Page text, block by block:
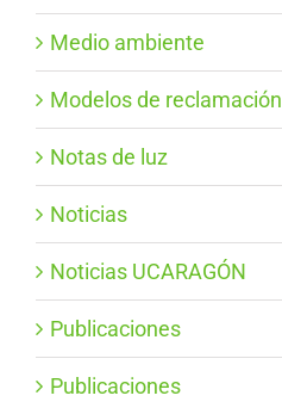
Medio ambiente
Modelos de reclamación
Notas de luz
Noticias
Noticias UCARAGÓN
Publicaciones
Publicaciones